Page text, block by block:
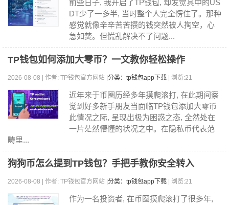
前些日子, 我开启了TP钱包, 却发觉其中的US
DT少了一多半, 当时整个人完全愣住了。那种
感觉就像辛辛苦苦攒的钱突然被人掏空，心
急如焚。但慌乱解决不了问题...
TP钱包如何添加大零币？一文教你轻松操作
2026-08-08 | 作者: TP钱包官方网站 | 分类：tp钱包app下载 | 浏览:21
近年来于币圈历经多年摸爬滚打, 在此期间察
觉到好多新手朋友当面临TP钱包添加大零币
此情况之际, 呈现出极为困惑之态, 全然处在
一片茫然懵懂的状况之中。在隐私币代表范
畴里...
狗狗币怎么提到TP钱包？手把手教你安全转入
2026-08-08 | 作者: TP钱包官方网站 | 分类：tp钱包app下载 | 浏览:21
作为一名投资者, 在币圈摸爬滚打了很多年,